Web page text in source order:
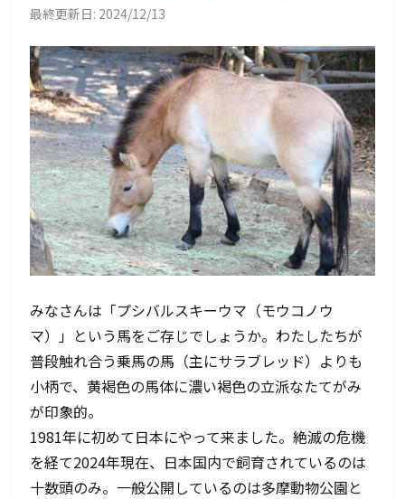
最終更新日: 2024/12/13
みなさんは「プシバルスキーウマ（モウコノウ
マ）」という馬をご存じでしょうか。わたしたちが
普段触れ合う乗馬の馬（主にサラブレッド）よりも
小柄で、黄褐色の馬体に濃い褐色の立派なたてがみ
が印象的。
1981年に初めて日本にやって来ました。絶滅の危機
を経て2024年現在、日本国内で飼育されているのは
十数頭のみ。一般公開しているのは多摩動物公園と